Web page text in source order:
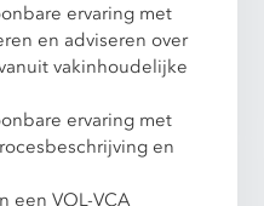
ervaring met
en adviseren over
vakinhoudelijke
ervaring met
en
een VOL-VCA